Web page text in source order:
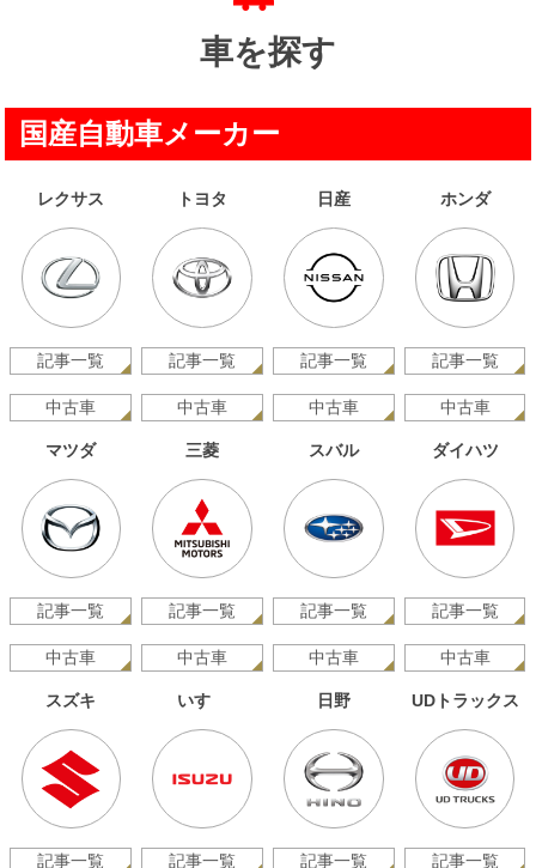
車を探す
国産自動車メーカー
レクサス
記事一覧
中古車
トヨタ
記事一覧
中古車
日産
記事一覧
中古車
ホンダ
記事一覧
中古車
マツダ
記事一覧
中古車
三菱
記事一覧
中古車
スバル
記事一覧
中古車
ダイハツ
記事一覧
中古車
スズキ
記事一覧
いすゞ
記事一覧
日野
記事一覧
UDトラックス
記事一覧